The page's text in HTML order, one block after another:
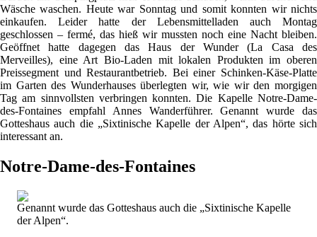
Wäsche waschen. Heute war Sonntag und somit konnten wir nichts
einkaufen. Leider hatte der Lebensmittelladen auch Montag
geschlossen – fermé, das hieß wir mussten noch eine Nacht bleiben.
Geöffnet hatte dagegen das Haus der Wunder (La Casa des
Merveilles), eine Art Bio-Laden mit lokalen Produkten im oberen
Preissegment und Restaurantbetrieb. Bei einer Schinken-Käse-Platte
im Garten des Wunderhauses überlegten wir, wie wir den morgigen
Tag am sinnvollsten verbringen konnten. Die Kapelle Notre-Dame-
des-Fontaines empfahl Annes Wanderführer. Genannt wurde das
Gotteshaus auch die „Sixtinische Kapelle der Alpen“, das hörte sich
interessant an.
Notre-Dame-des-Fontaines
Genannt wurde das Gotteshaus auch die „Sixtinische Kapelle
der Alpen“.